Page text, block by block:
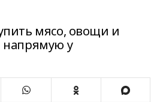
мясо, овощи и
напрямую у